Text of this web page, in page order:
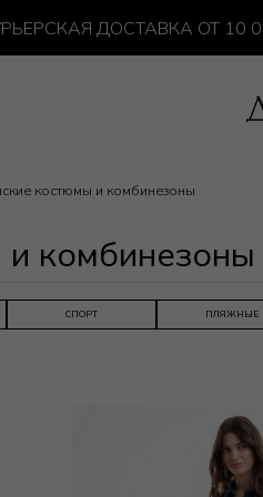
ДОСТАВКА ОТ 10 000 ₽•
костюмы и комбинезоны
комбинезоны
СПОРТ ПЛЯЖНЫЕ